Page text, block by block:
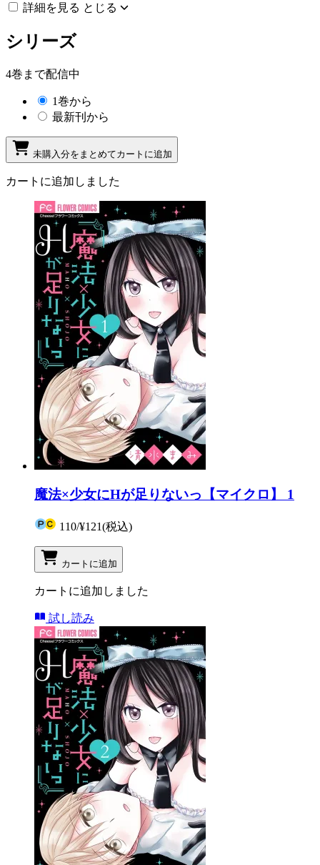
詳細を見る とじる
シリーズ
4巻まで配信中
1巻から
最新刊から
未購入分をまとめてカートに追加
カートに追加しました
魔法×少女にHが足りないっ【マイクロ】 1
110/¥121(税込)
カートに追加
カートに追加しました
試し読み